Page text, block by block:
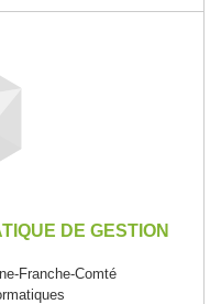
DE GESTION
Franche-Comté